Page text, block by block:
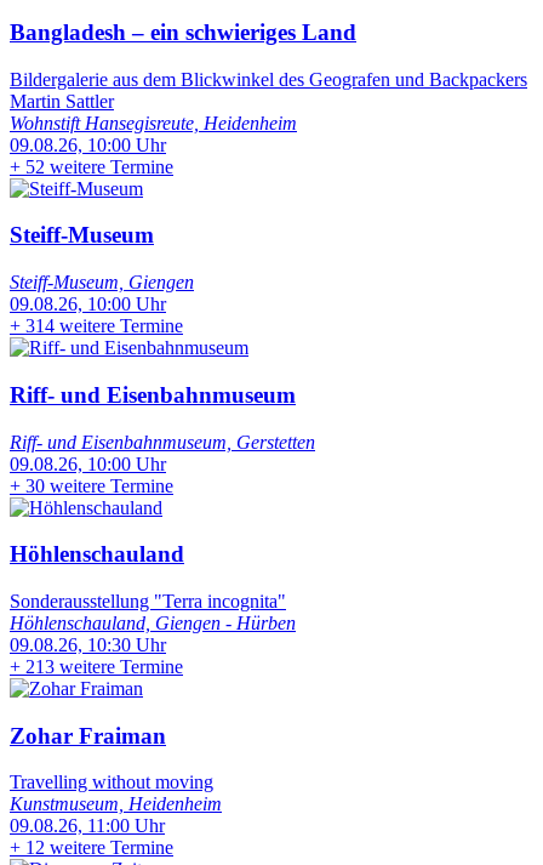
Bangladesh – ein schwieriges Land
Bildergalerie aus dem Blickwinkel des Geografen und Backpackers
Martin Sattler
Wohnstift Hansegisreute, Heidenheim
09.08.26, 10:00 Uhr
+ 52 weitere Termine
Steiff-Museum
Steiff-Museum, Giengen
09.08.26, 10:00 Uhr
+ 314 weitere Termine
Riff- und Eisenbahnmuseum
Riff- und Eisenbahnmuseum, Gerstetten
09.08.26, 10:00 Uhr
+ 30 weitere Termine
Höhlenschauland
Sonderausstellung "Terra incognita"
Höhlenschauland, Giengen - Hürben
09.08.26, 10:30 Uhr
+ 213 weitere Termine
Zohar Fraiman
Travelling without moving
Kunstmuseum, Heidenheim
09.08.26, 11:00 Uhr
+ 12 weitere Termine